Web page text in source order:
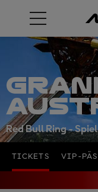
Red Bull Ring -
TICKETS VIP-